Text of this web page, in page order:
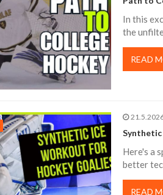
In this
the
READ
Synthetic
Here's a
better
READ